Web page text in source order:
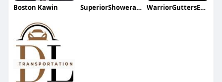
Boston Kawin SuperiorShowerandFlooring WarriorGuttersEnterpriseLLC